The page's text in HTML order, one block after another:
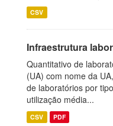
CSV
Infraestrutura
Quantitativo de
(UA) com nome da
de laboratórios por
utilização média...
CSV PDF